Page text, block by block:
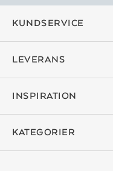
KUNDSERVICE
LEVERANS
INSPIRATION
KATEGORIER